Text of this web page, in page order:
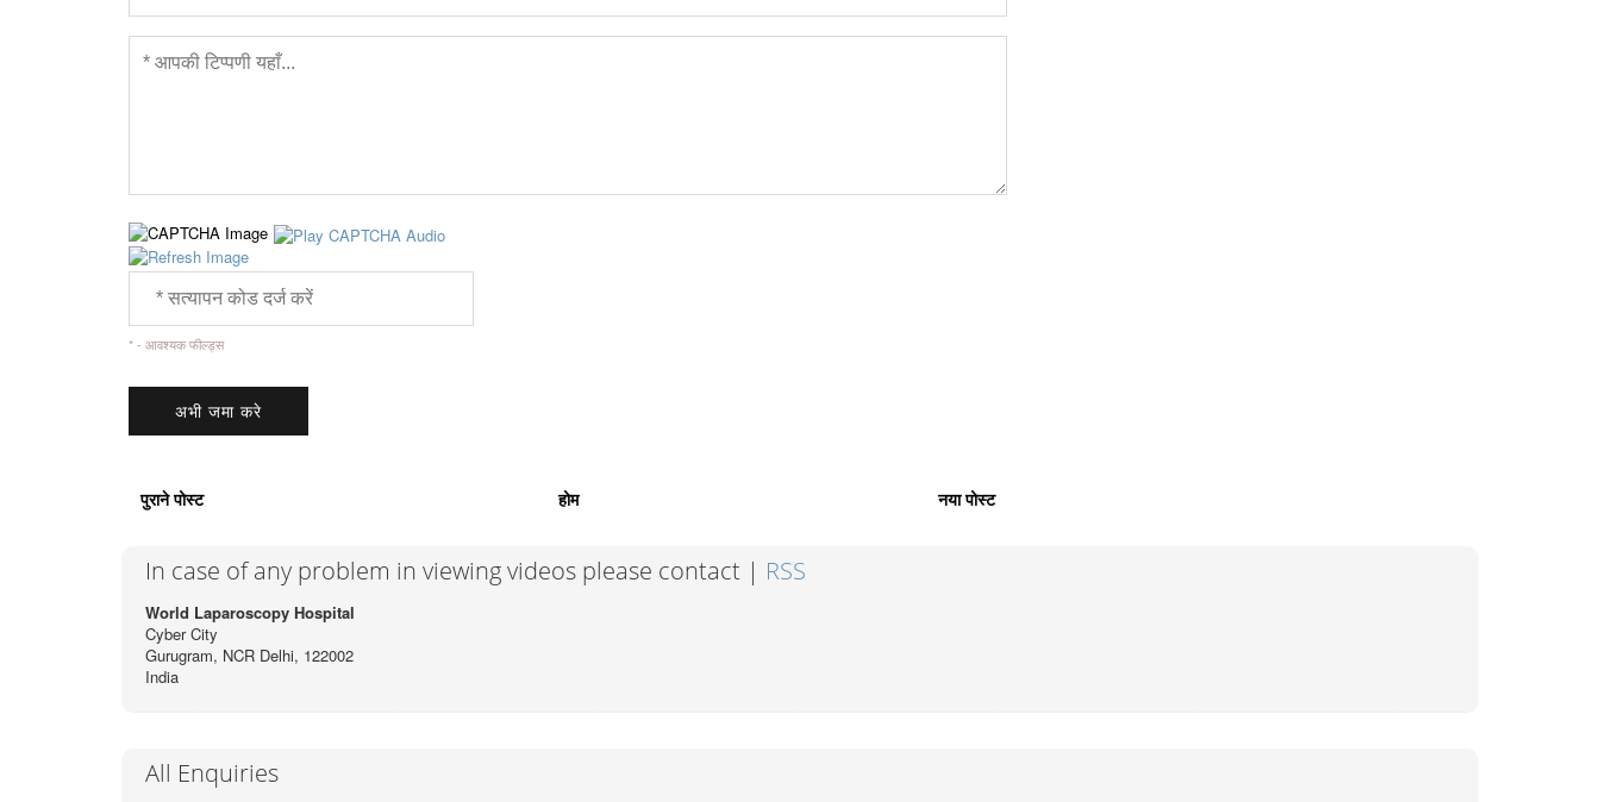
* - आवश्यक फील्ड्स
पुराने पोस्ट होम नया पोस्ट
In case of any problem in viewing videos please contact | RSS
World Laparoscopy Hospital
Cyber City
Gurugram, NCR Delhi, 122002
India
All Enquiries